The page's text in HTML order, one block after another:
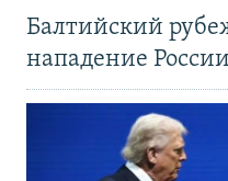
Балтийский
нападение